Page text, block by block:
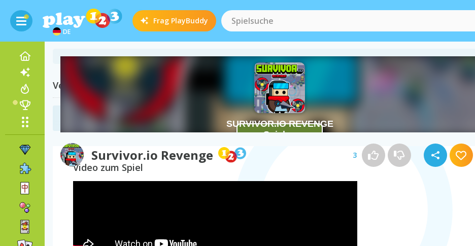
DE
Frag PlayBuddy
Survivor.io Revenge 3
Verwandte Kategorien
Zombie Spiele (96) .IO Spiele(103)
Video zum Spiel